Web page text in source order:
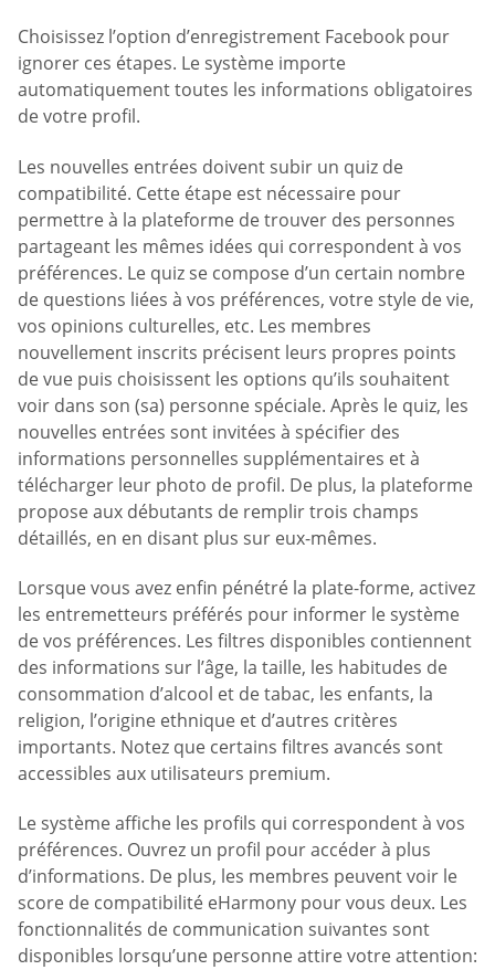
Choisissez l’option d’enregistrement Facebook pour
ignorer ces étapes. Le système importe
automatiquement toutes les informations obligatoires
de votre profil.
Les nouvelles entrées doivent subir un quiz de
compatibilité. Cette étape est nécessaire pour
permettre à la plateforme de trouver des personnes
partageant les mêmes idées qui correspondent à vos
préférences. Le quiz se compose d’un certain nombre
de questions liées à vos préférences, votre style de vie,
vos opinions culturelles, etc. Les membres
nouvellement inscrits précisent leurs propres points
de vue puis choisissent les options qu’ils souhaitent
voir dans son (sa) personne spéciale. Après le quiz, les
nouvelles entrées sont invitées à spécifier des
informations personnelles supplémentaires et à
télécharger leur photo de profil. De plus, la plateforme
propose aux débutants de remplir trois champs
détaillés, en en disant plus sur eux-mêmes.
Lorsque vous avez enfin pénétré la plate-forme, activez
les entremetteurs préférés pour informer le système
de vos préférences. Les filtres disponibles contiennent
des informations sur l’âge, la taille, les habitudes de
consommation d’alcool et de tabac, les enfants, la
religion, l’origine ethnique et d’autres critères
importants. Notez que certains filtres avancés sont
accessibles aux utilisateurs premium.
Le système affiche les profils qui correspondent à vos
préférences. Ouvrez un profil pour accéder à plus
d’informations. De plus, les membres peuvent voir le
score de compatibilité eHarmony pour vous deux. Les
fonctionnalités de communication suivantes sont
disponibles lorsqu’une personne attire votre attention: